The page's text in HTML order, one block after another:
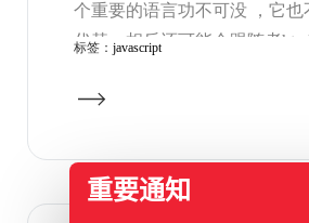
个重要的语言功不可没 ，它也
代替，相反还可能会跟随者
言) , 它互联网生动灵活的展现
你们在日常开发当中不可缺少
标签： javascript
重要通知